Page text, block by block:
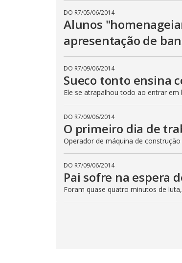
DO R7/05/06/2014
Alunos
apresentação de
DO R7/09/06/2014
Sueco tonto ensina
Ele se atrapalhou todo ao entrar
DO R7/09/06/2014
O primeiro dia de
Operador de máquina de
DO R7/09/06/2014
Pai sofre na espera
Foram quase quatro minutos de